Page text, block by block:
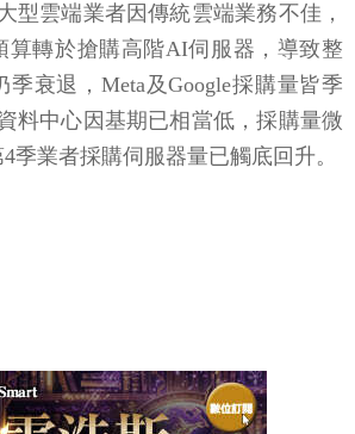
型雲端業者因傳統雲端業務不佳，
算轉於搶購高階AI伺服器，導致整
衰退，Meta及Google採購量皆季
料中心因基期已相當低，採購量微
季業者採購伺服器量已觸底回升。